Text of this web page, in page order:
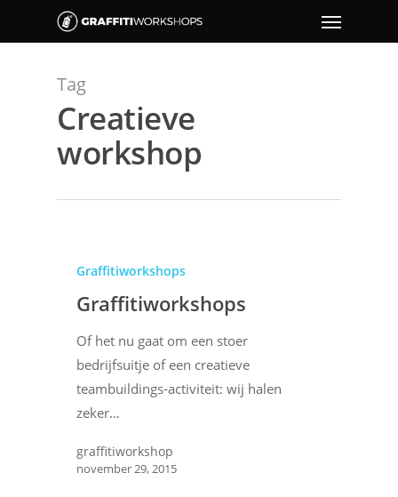
Tag
Creatieve
workshop
Graffitiworkshops
Graffitiworkshops
Of het nu gaat om een stoer
bedrijfsuitje of een creatieve
teambuildings-activiteit: wij halen
zeker…
graffitiworkshop
november 29, 2015